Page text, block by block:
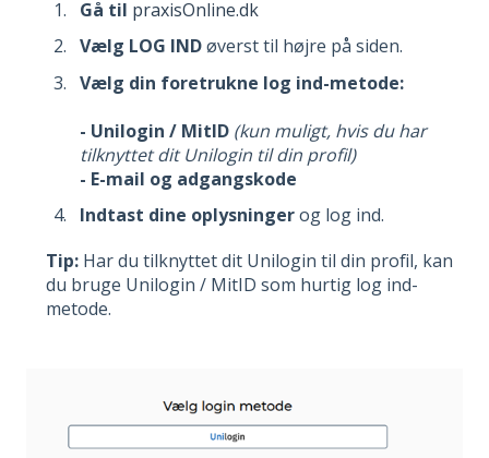
Gå til praxisOnline.dk
Vælg LOG INDøverst til højre på siden.
Vælg din foretrukne log ind-metode:
- Unilogin / MitID (kun muligt, hvis du har
tilknyttet dit Unilogin til din profil)
- E-mail og adgangskode
Indtast dine oplysningerog log ind.
Tip: Har du tilknyttet dit Unilogin til din profil, kan
du bruge Unilogin / MitID som hurtig log ind-
metode.